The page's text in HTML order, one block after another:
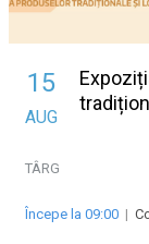
15
AUG
TÂRG
Începe la 09:00 |